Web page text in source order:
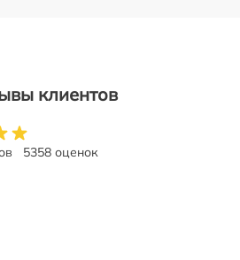
клиентов
5358 оценок